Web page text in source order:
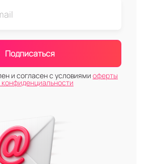
Подписаться
и согласен с условиями оферты
конфиденциальности